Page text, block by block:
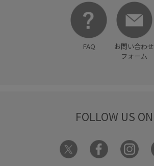
FAQ
お問い合わせ
フォーム
FOLLOW US ON